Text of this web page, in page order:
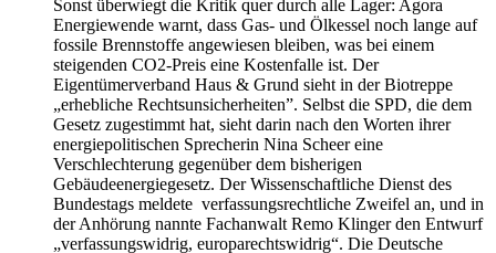
Sonst überwiegt die Kritik quer durch alle Lager: Agora
Energiewende warnt, dass Gas- und Ölkessel noch lange auf
fossile Brennstoffe angewiesen bleiben, was bei einem
steigenden CO2-Preis eine Kostenfalle ist. Der
Eigentümerverband Haus & Grund sieht in der Biotreppe
„erhebliche Rechtsunsicherheiten”. Selbst die SPD, die dem
Gesetz zugestimmt hat, sieht darin nach den Worten ihrer
energiepolitischen Sprecherin Nina Scheer eine
Verschlechterung gegenüber dem bisherigen
Gebäudeenergiegesetz. Der Wissenschaftliche Dienst des
Bundestags meldete verfassungsrechtliche Zweifel an, und in
der Anhörung nannte Fachanwalt Remo Klinger den Entwurf
„verfassungswidrig, europarechtswidrig“. Die Deutsche